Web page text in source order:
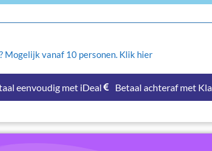
Mogelijk vanaf 10 personen. Klik hier
eenvoudig met iDeal Betaal achteraf met